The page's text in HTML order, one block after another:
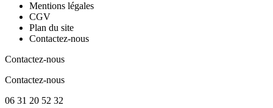
Mentions légales
CGV
Plan du site
Contactez-nous
Contactez-nous
Contactez-nous
06 31 20 52 32